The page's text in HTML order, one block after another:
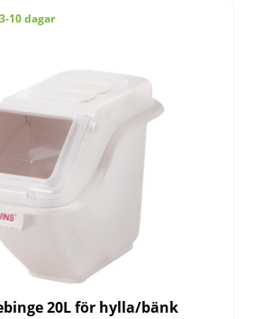
10 dagar
20L för hylla/bänk